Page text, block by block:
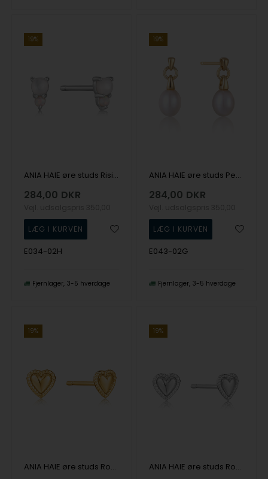
19%
ANIA HAIE øre studs Rising Star E034-02H
284,00 DKR
E034-02H
Fjernlager 3-5 hverdage
19%
ANIA HAIE øre studs Pearl Power E043-02G
284,00 DKR
E043-02G
Fjernlager 3-5 hverdage
19%
ANIA HAIE øre studs Ropes & Dreams E036-02G
19%
ANIA HAIE øre studs Ropes & Dreams E036-02H